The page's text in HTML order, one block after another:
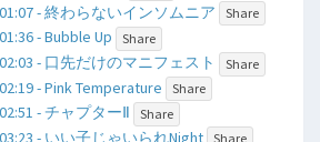
01:07 - 終わらないインソムニア Share
01:36 - Bubble Up Share
02:03 - 口先だけのマニフェスト Share
02:19 - Pink Temperature Share
02:51 - チャプターⅡ Share
03:23 - いい子じゃいられNight Share